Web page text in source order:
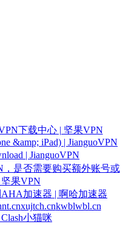
下载中心 | 坚果VPN
&amp; iPad) | JianguoVPN
| JianguoVPN
是否需要购买额外账号或
果VPN
加速器 | 啊哈加速器
xujtch.cnkwblwbl.cn
小猫咪